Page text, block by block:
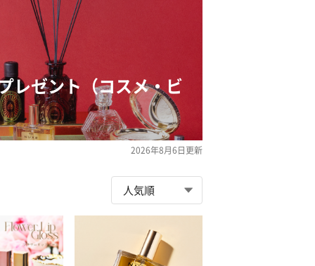
レゼント（コスメ・ビ
2026年8月6日更新